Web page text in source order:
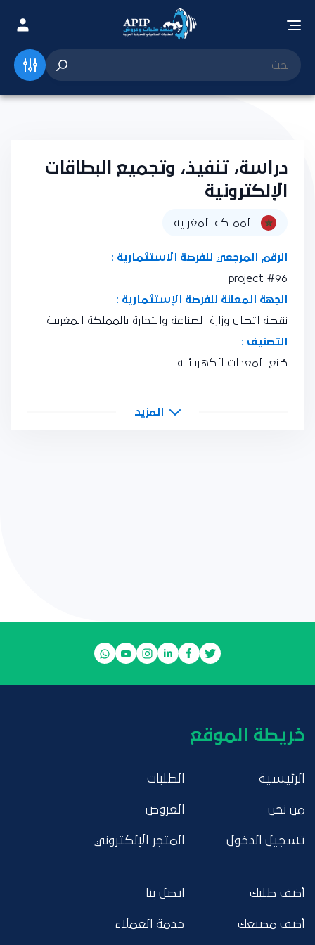
دراسة، تنفيذ، وتجميع البطاقات
الإلكترونية
المملكة المغربية
الرقم المرجعي للفرصة الاستثمارية :
project #96
الجهة المعلنة للفرصة الإستثمارية :
نقطة اتصال وزارة الصناعة والتجارة بالمملكة المغربية
التصنيف :
صُنع المعدات الكهربائية
المزيد
خريطة الموقع
الرئيسية
من نحن
تسجيل الدخول
الطلبات
العروض
المتجر الإلكتروني
أضف طلبك
أضف مصنعك
اتصل بنا
خدمة العملاء